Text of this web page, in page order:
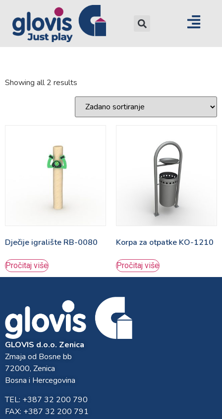
Showing all 2 results
Dječije igralište RB-0080
Pročitaj više
Korpa za otpatke KO-1210
Pročitaj više
GLOVIS d.o.o. Zenica
Zmaja od Bosne bb
72000, Zenica
Bosna i Hercegovina
TEL: +387 32 200 790
FAX: +387 32 200 791